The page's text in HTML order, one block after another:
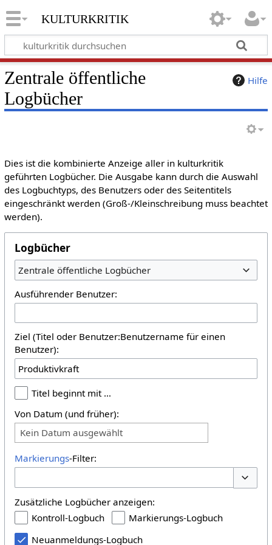
kulturkritik
Hilfe
Zentrale öffentliche
Logbücher
Dies ist die kombinierte Anzeige aller in kulturkritik
geführten Logbücher. Die Ausgabe kann durch die Auswahl
des Logbuchtyps, des Benutzers oder des Seitentitels
eingeschränkt werden (Groß-/Kleinschreibung muss beachtet
werden).
Logbücher
Zentrale öffentliche Logbücher
Ausführender Benutzer:
Ziel (Titel oder Benutzer:Benutzername für einen
Benutzer):
Titel beginnt mit …
Von Datum (und früher):
Kein Datum ausgewählt
Markierungs-Filter:
Zusätzliche Logbücher anzeigen:
Kontroll-Logbuch
Markierungs-Logbuch
Neuanmeldungs-Logbuch